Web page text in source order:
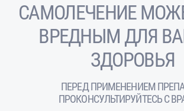
САМОЛЕЧЕНИЕ
ВРЕДНЫМ ДЛЯ
ЗДОРОВЬЯ
ПЕРЕД ПРИМЕНЕНИЕМ
ПРОКОНСУЛЬТИРУЙТЕСЬ С